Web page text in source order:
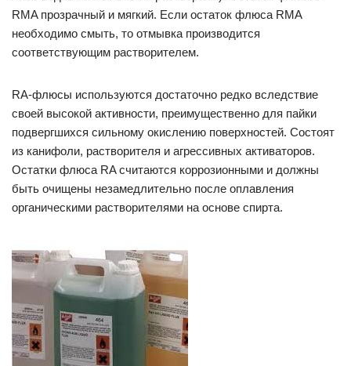
RMA прозрачный и мягкий. Если остаток флюса RMA
необходимо смыть, то отмывка производится
соответствующим растворителем.
RA-флюсы используются достаточно редко вследствие
своей высокой активности, преимущественно для пайки
подвергшихся сильному окислению поверхностей. Состоят
из канифоли, растворителя и агрессивных активаторов.
Остатки флюса RA считаются коррозионными и должны
быть очищены незамедлительно после оплавления
органическими растворителями на основе спирта.